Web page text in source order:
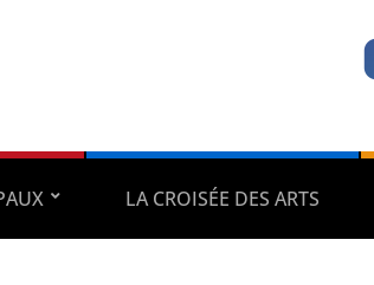
LA CROISÉE DES ARTS